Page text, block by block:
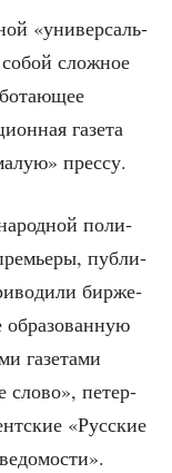
«уни­вер­саль­
слож­ное
газе­та
прессу.
поли­
пуб­ли­
бир­же­
обра­зо­ван­ную
газе­та­ми
сло­во», петер­
«Рус­ские